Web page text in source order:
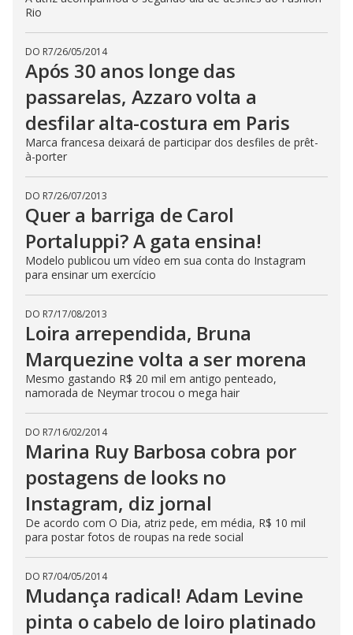
Rio
DO R7/26/05/2014
Após 30 anos longe das
passarelas, Azzaro volta a
desfilar alta-costura em Paris
Marca francesa deixará de participar dos desfiles de prêt-
à-porter
DO R7/26/07/2013
Quer a barriga de Carol
Portaluppi? A gata ensina!
Modelo publicou um vídeo em sua conta do Instagram
para ensinar um exercício
DO R7/17/08/2013
Loira arrependida, Bruna
Marquezine volta a ser morena
Mesmo gastando R$ 20 mil em antigo penteado,
namorada de Neymar trocou o mega hair
DO R7/16/02/2014
Marina Ruy Barbosa cobra por
postagens de looks no
Instagram, diz jornal
De acordo com O Dia, atriz pede, em média, R$ 10 mil
para postar fotos de roupas na rede social
DO R7/04/05/2014
Mudança radical! Adam Levine
pinta o cabelo de loiro platinado